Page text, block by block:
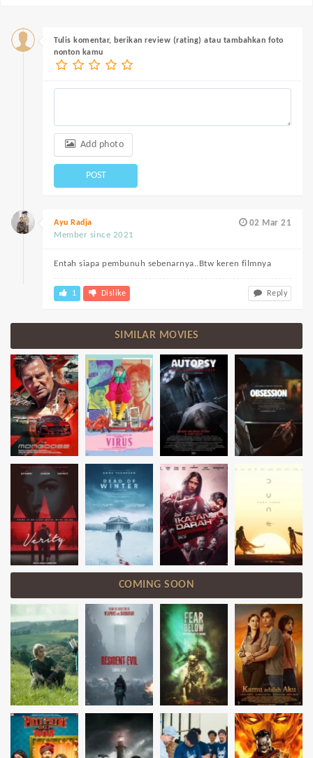
Tulis komentar, berikan review (rating) atau tambahkan foto
nonton kamu
Add photo
POST
02 Mar 21
Ayu Radja
Member since 2021
Entah siapa pembunuh sebenarnya..Btw keren filmnya
1 Dislike Reply
SIMILAR MOVIES
COMING SOON